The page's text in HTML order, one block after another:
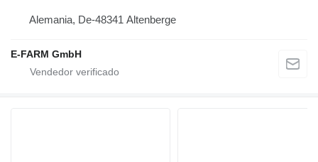
Alemania, De-48341 Altenberge
E-FARM GmbH